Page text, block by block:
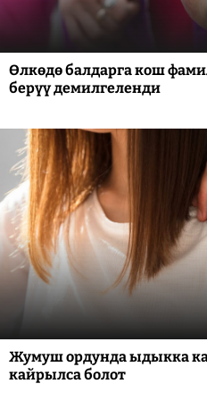
Өлкөдө балдарга кош
берүү демилгеленди
Жумуш ордунда ыдыкка
кайрылса болот